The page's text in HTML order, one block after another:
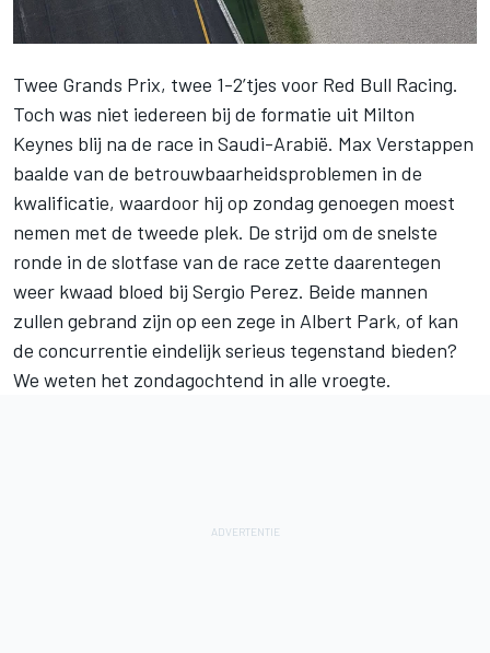
Twee Grands Prix, twee 1-2’tjes voor Red Bull Racing.
Toch was niet iedereen bij de formatie uit Milton
Keynes blij na de race in Saudi-Arabië. Max Verstappen
baalde van de betrouwbaarheidsproblemen in de
kwalificatie, waardoor hij op zondag genoegen moest
nemen met de tweede plek. De strijd om de snelste
ronde in de slotfase van de race zette daarentegen
weer kwaad bloed bij Sergio Perez. Beide mannen
zullen gebrand zijn op een zege in Albert Park, of kan
de concurrentie eindelijk serieus tegenstand bieden?
We weten het zondagochtend in alle vroegte.